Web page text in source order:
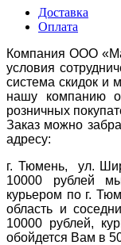
Доставка
Оплата
Компания ООО
условия
система скидок и
нашу компанию
розничных
Заказ можно
адресу:
г. Тюмень, ул.
10000 рублей
курьером по г.
область и
10000 рублей,
обойдется Вам в